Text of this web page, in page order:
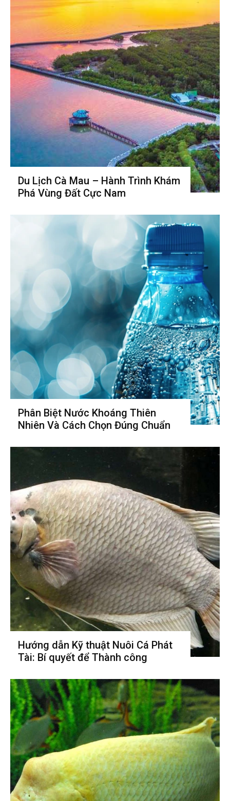
Du Lịch Cà Mau – Hành Trình Khám
Phá Vùng Đất Cực Nam
Phân Biệt Nước Khoáng Thiên
Nhiên Và Cách Chọn Đúng Chuẩn
Hướng dẫn Kỹ thuật Nuôi Cá Phát
Tài: Bí quyết để Thành công